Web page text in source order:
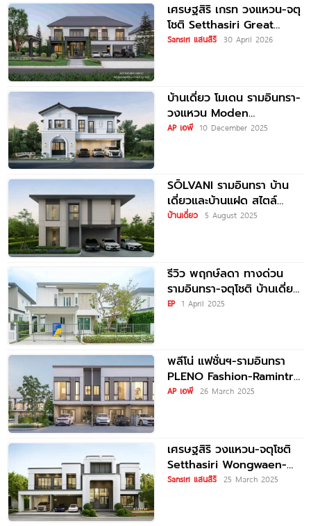
เศรษฐสิริ เกรท วงแหวน-จตุ
โชติ Setthasiri Great
Wongwaen-Chatuchot
Sansiri แสนสิริ 30 April 2026
บ้านเดี่ยว โมเดน รามอินทรา-
วงแหวน Moden
Ramintra-Wongwaen
AP เอพี 10 December 2025
SŌLVANI รามอินทรา บ้าน
เดี่ยวและบ้านแฝด สไตล์
Urban Brutalist ใกล้
บ้านเดี่ยว 5 August 2025
รีวิว พฤกษ์ลดา ทางด่วน
รามอินทรา-จตุโชติ บ้านเดี่ยว
สไตล์ Modern Japanese
EP 1 April 2025
พลีโน่ แฟชั่นฯ-รามอินทรา
PLENO Fashion-Ramintra
ทาวน์โฮมและบ้าแนวคิดใหม่
AP เอพี 26 March 2025
เศรษฐสิริ วงแหวน-จตุโชติ
Setthasiri Wongwaen-
Chatucho บ้านสไตล์
Sansiri แสนสิริ 25 March 2025